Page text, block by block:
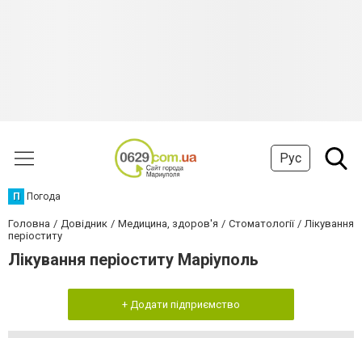
Рус
П Погода
Головна Довідник Медицина, здоров'я Стоматології
Лікування
періоститу
Лікування періоститу Маріуполь
+ Додати підприємство